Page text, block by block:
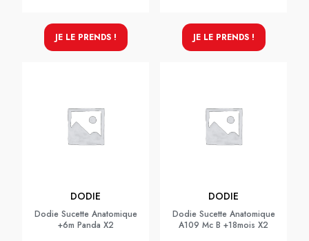
JE LE PRENDS ! JE LE PRENDS !
DODIE
Dodie Sucette Anatomique
+6m Panda X2
DODIE
Dodie Sucette Anatomique
A109 Mc B +18mois X2